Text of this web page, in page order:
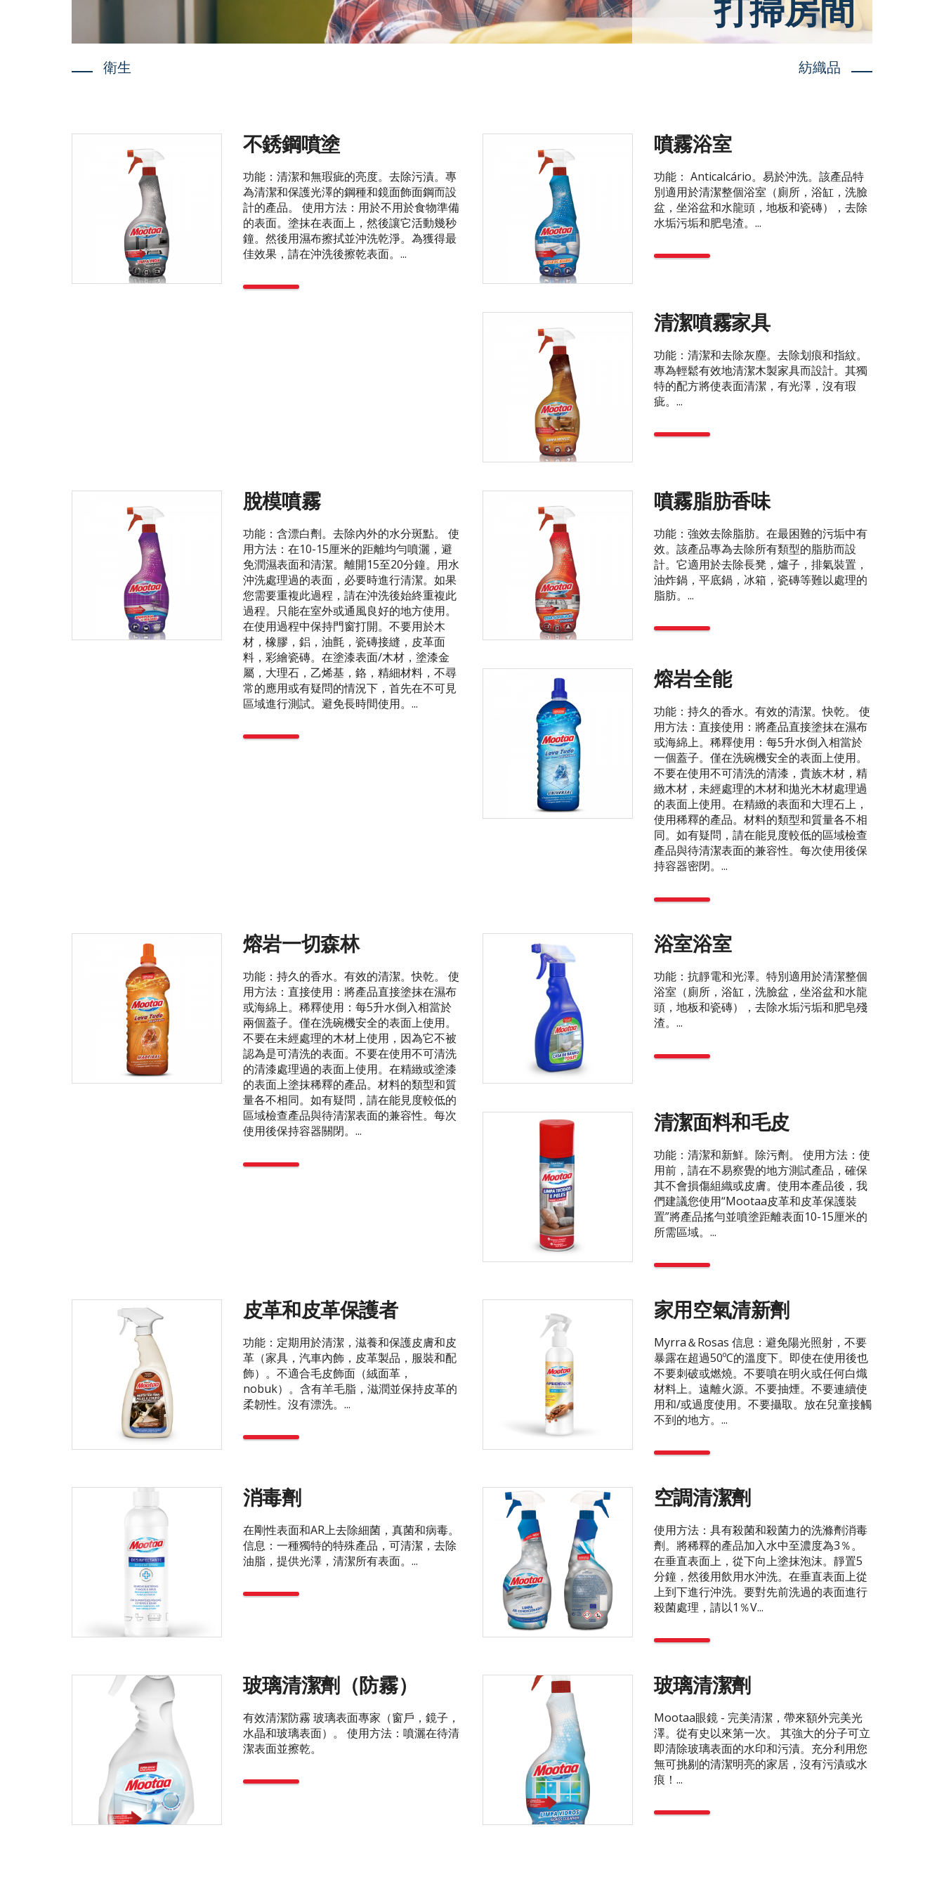
打掃房間
衛生 紡織品
不銹鋼噴塗
功能：清潔和無瑕疵的亮度。去除污漬。專
為清潔和保護光澤的鋼種和鏡面飾面鋼而設
計的產品。 使用方法：用於不用於食物準備
的表面。塗抹在表面上，然後讓它活動幾秒
鐘。然後用濕布擦拭並沖洗乾淨。為獲得最
佳效果，請在沖洗後擦乾表面。...
噴霧浴室
功能： Anticalcário。易於沖洗。該產品特
別適用於清潔整個浴室（廁所，浴缸，洗臉
盆，坐浴盆和水龍頭，地板和瓷磚），去除
水垢污垢和肥皂渣。...
清潔噴霧家具
功能：清潔和去除灰塵。去除划痕和指紋。
專為輕鬆有效地清潔木製家具而設計。其獨
特的配方將使表面清潔，有光澤，沒有瑕
疵。...
脫模噴霧
功能：含漂白劑。去除內外的水分斑點。 使
用方法：在10-15厘米的距離均勻噴灑，避
免潤濕表面和清潔。離開15至20分鐘。用水
沖洗處理過的表面，必要時進行清潔。如果
您需要重複此過程，請在沖洗後始終重複此
過程。只能在室外或通風良好的地方使用。
在使用過程中保持門窗打開。不要用於木
材，橡膠，鋁，油氈，瓷磚接縫，皮革面
料，彩繪瓷磚。在塗漆表面/木材，塗漆金
屬，大理石，乙烯基，鉻，精細材料，不尋
常的應用或有疑問的情況下，首先在不可見
區域進行測試。避免長時間使用。...
噴霧脂肪香味
功能：強效去除脂肪。在最困難的污垢中有
效。該產品專為去除所有類型的脂肪而設
計。它適用於去除長凳，爐子，排氣裝置，
油炸鍋，平底鍋，冰箱，瓷磚等難以處理的
脂肪。...
熔岩全能
功能：持久的香水。有效的清潔。快乾。 使
用方法：直接使用：將產品直接塗抹在濕布
或海綿上。稀釋使用：每5升水倒入相當於
一個蓋子。僅在洗碗機安全的表面上使用。
不要在使用不可清洗的清漆，貴族木材，精
緻木材，未經處理的木材和拋光木材處理過
的表面上使用。在精緻的表面和大理石上，
使用稀釋的產品。材料的類型和質量各不相
同。如有疑問，請在能見度較低的區域檢查
產品與待清潔表面的兼容性。每次使用後保
持容器密閉。...
熔岩一切森林
功能：持久的香水。有效的清潔。快乾。 使
用方法：直接使用：將產品直接塗抹在濕布
或海綿上。稀釋使用：每5升水倒入相當於
兩個蓋子。僅在洗碗機安全的表面上使用。
不要在未經處理的木材上使用，因為它不被
認為是可清洗的表面。不要在使用不可清洗
的清漆處理過的表面上使用。在精緻或塗漆
的表面上塗抹稀釋的產品。材料的類型和質
量各不相同。如有疑問，請在能見度較低的
區域檢查產品與待清潔表面的兼容性。每次
使用後保持容器關閉。...
浴室浴室
功能：抗靜電和光澤。特別適用於清潔整個
浴室（廁所，浴缸，洗臉盆，坐浴盆和水龍
頭，地板和瓷磚），去除水垢污垢和肥皂殘
渣。...
清潔面料和毛皮
功能：清潔和新鮮。除污劑。 使用方法：使
用前，請在不易察覺的地方測試產品，確保
其不會損傷組織或皮膚。使用本產品後，我
們建議您使用“Mootaa皮革和皮革保護裝
置”將產品搖勻並噴塗距離表面10-15厘米的
所需區域。...
皮革和皮革保護者
功能：定期用於清潔，滋養和保護皮膚和皮
革（家具，汽車內飾，皮革製品，服裝和配
飾）。不適合毛皮飾面（絨面革，
nobuk）。含有羊毛脂，滋潤並保持皮革的
柔韌性。沒有漂洗。...
家用空氣清新劑
Myrra＆Rosas 信息：避免陽光照射，不要
暴露在超過50ºC的溫度下。即使在使用後也
不要刺破或燃燒。不要噴在明火或任何白熾
材料上。遠離火源。不要抽煙。不要連續使
用和/或過度使用。不要攝取。放在兒童接觸
不到的地方。...
消毒劑
在剛性表面和AR上去除細菌，真菌和病毒。
信息：一種獨特的特殊產品，可清潔，去除
油脂，提供光澤，清潔所有表面。...
空調清潔劑
使用方法：具有殺菌和殺菌力的洗滌劑消毒
劑。將稀釋的產品加入水中至濃度為3％。
在垂直表面上，從下向上塗抹泡沫。靜置5
分鐘，然後用飲用水沖洗。在垂直表面上從
上到下進行沖洗。要對先前洗過的表面進行
殺菌處理，請以1％V...
玻璃清潔劑（防霧）
有效清潔防霧 玻璃表面專家（窗戶，鏡子，
水晶和玻璃表面）。 使用方法：噴灑在待清
潔表面並擦乾。
玻璃清潔劑
Mootaa眼鏡 - 完美清潔，帶來額外完美光
澤。從有史以來第一次。 其強大的分子可立
即清除玻璃表面的水印和污漬。充分利用您
無可挑剔的清潔明亮的家居，沒有污漬或水
痕！...